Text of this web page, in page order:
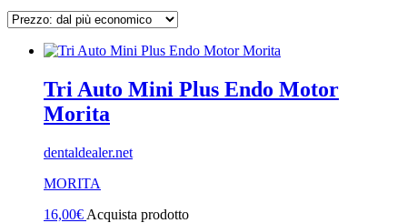
Tri Auto Mini Plus Endo Motor
Morita
dentaldealer.net
MORITA
16,00€ Acquista prodotto